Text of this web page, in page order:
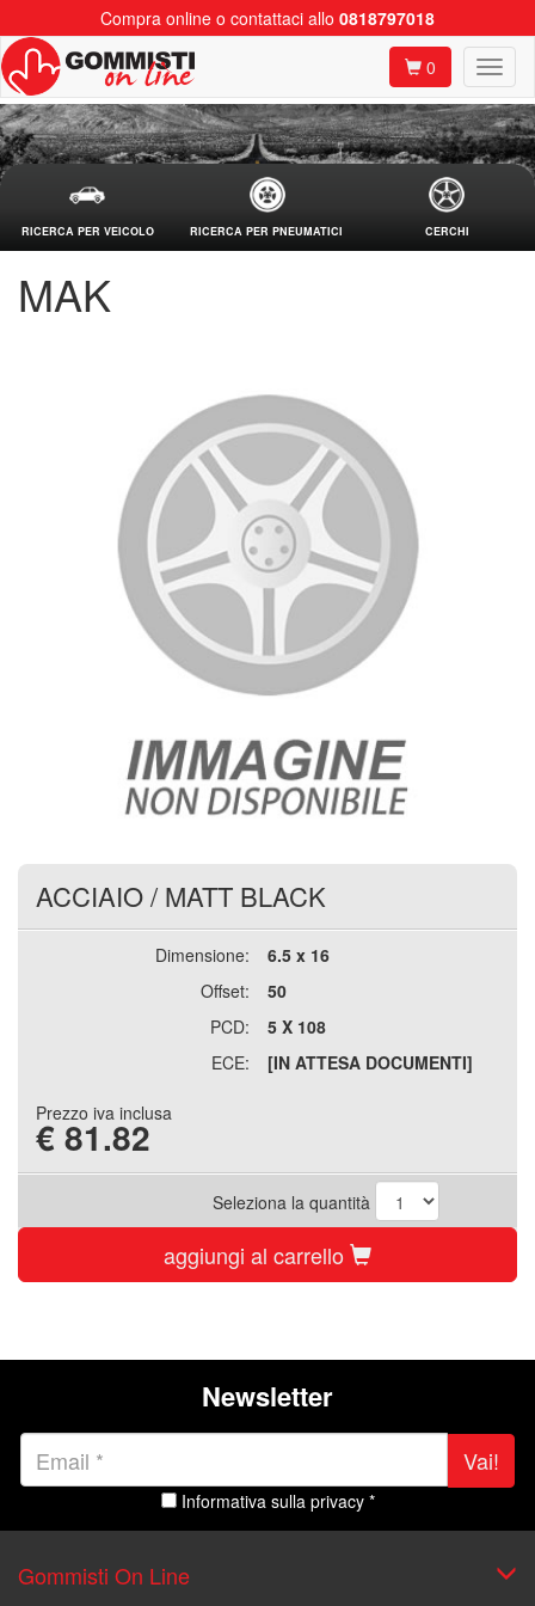
Compra online o contattaci allo 0818797018
0
RICERCA PER VEICOLO RICERCA PER PNEUMATICI CERCHI
MAK
ACCIAIO/ MATT BLACK
Dimensione:
6.5 x 16
Offset:
50
PCD:
5 X 108
ECE:
[IN ATTESA DOCUMENTI]
Prezzo iva inclusa
€ 81.82
Seleziona la quantità
aggiungi al carrello
Newsletter
Vai!
Informativa sulla privacy *
Gommisti On Line